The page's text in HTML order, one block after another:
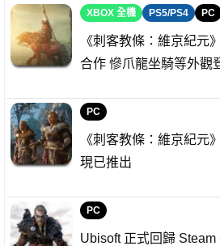
XBOX 全機 PS5/PS4 PC
《刺客教條：維京紀元
合作 慘爪龍坐騎等外觀
PC
《刺客教條：維京紀元
現已推出
PC
Ubisoft 正式回歸